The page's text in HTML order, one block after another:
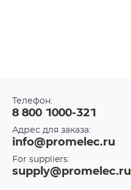
Телефон:
8 800 1000-321
Адрес для заказа:
info@promelec.ru
For suppliers:
supply@promelec.ru